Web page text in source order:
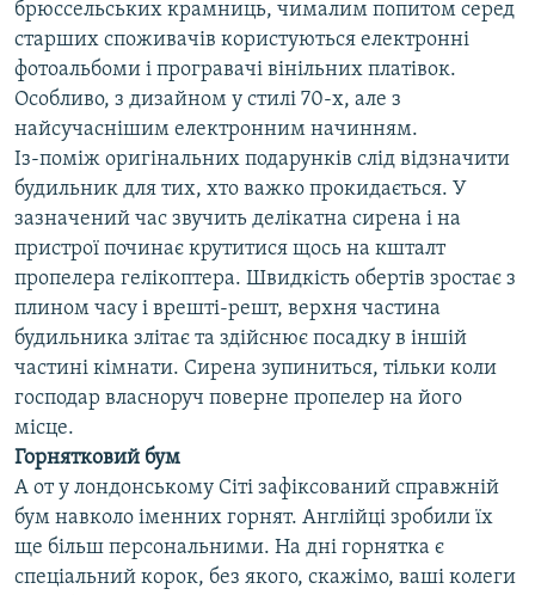
брюссельських крамниць, чималим попитом серед
старших споживачів користуються електронні
фотоальбоми і програвачі вінільних платівок.
Особливо, з дизайном у стилі 70-х, але з
найсучаснішим електронним начинням.
Із-поміж оригінальних подарунків слід відзначити
будильник для тих, хто важко прокидається. У
зазначений час звучить делікатна сирена і на
пристрої починає крутитися щось на кшталт
пропелера гелікоптера. Швидкість обертів зростає з
плином часу і врешті-решт, верхня частина
будильника злітає та здійснює посадку в іншій
частині кімнати. Сирена зупиниться, тільки коли
господар власноруч поверне пропелер на його
місце.
Горнятковий бум
А от у лондонському Сіті зафіксований справжній
бум навколо іменних горнят. Англійці зробили їх
ще більш персональними. На дні горнятка є
спеціальний корок, без якого, скажімо, ваші колеги